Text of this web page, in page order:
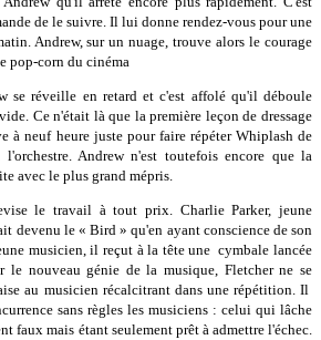
de le suivre. Il lui donne rendez-vous pour une
Andrew, sur un nuage, trouve alors le courage
pop-corn du cinéma
se réveille en retard et c'est affolé qu'il déboule
Ce n'était là que la première leçon de dressage
à neuf heure juste pour faire répéter Whiplash de
Andrew n'est toutefois encore que la
avec le plus grand mépris.
le travail à tout prix. Charlie Parker, jeune
devenu le « Bird » qu'en ayant conscience de son
musicien, il reçut à la tête une cymbale lancée
le nouveau génie de la musique, Fletcher ne se
au musicien récalcitrant dans une répétition. Il
sans règles les musiciens : celui qui lâche
faux mais étant seulement prêt à admettre l'échec.